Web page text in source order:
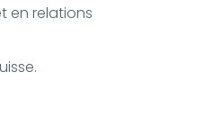
en relations